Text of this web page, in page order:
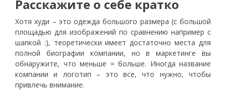
Расскажите о себе кратко
Хотя худи – это одежда большого размера (с большой
площадью для изображений по сравнению например с
шапкой :), теоретически имеет достаточно места для
полной биографии компании, но в маркетинге вы
обнаружите, что меньше = больше. Иногда название
компании и логотип – это все, что нужно, чтобы
привлечь внимание.